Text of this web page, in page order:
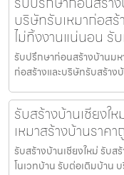
บริษัทรับเหมาก่อสร้
ไม่ทิ้งงานแน่นอน รั
รับปรึกษาก่อนสร้างบ้านม
ก่อสร้างและบริษัทรับสร้าง
รับสร้างบ้านเชียงใ
เหมาสร้างบ้านราค
รับสร้างบ้านเชียงใหม่ รับส
โนเวทบ้าน รับต่อเติมบ้าน